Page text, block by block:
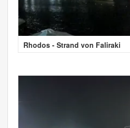
Rhodos - Strand von Faliraki